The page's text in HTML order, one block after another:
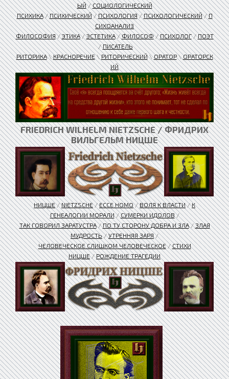
ЫЙ/СОЦИОЛОГИЧЕСКИЙ
ПСИХИКА/ПСИХИЧЕСКИЙ/ПСИХОЛОГИЯ/ПСИХОЛОГИЧЕСКИЙ/П
СИХОАНАЛИЗ
ФИЛОСОФИЯ/ЭТИКА/ЭСТЕТИКА/ФИЛОСОФ/ПСИХОЛОГ/ПОЭТ
/ПИСАТЕЛЬ
РИТОРИКА\КРАСНОРЕЧИЕ\РИТОРИЧЕСКИЙ\ОРАТОР\ОРАТОРСК
ИЙ
FRIEDRICH WILHELM NIETZSCHE / ФРИДРИХ
ВИЛЬГЕЛЬМ НИЦШЕ
НИЦШЕ/NIETZSCHE/ЕССЕ HOMO/ВОЛЯ К ВЛАСТИ/К
ГЕНЕАЛОГИИ МОРАЛИ/СУМЕРКИ ИДОЛОВ/
ТАК ГОВОРИЛ ЗАРАТУСТРА/ПО ТУ СТОРОНУ ДОБРА И ЗЛА/ЗЛАЯ
МУДРОСТЬ/УТРЕННЯЯ ЗАРЯ/
ЧЕЛОВЕЧЕСКОЕ СЛИШКОМ ЧЕЛОВЕЧЕСКОЕ/СТИХИ
НИЦШЕ/РОЖДЕНИЕ ТРАГЕДИИ